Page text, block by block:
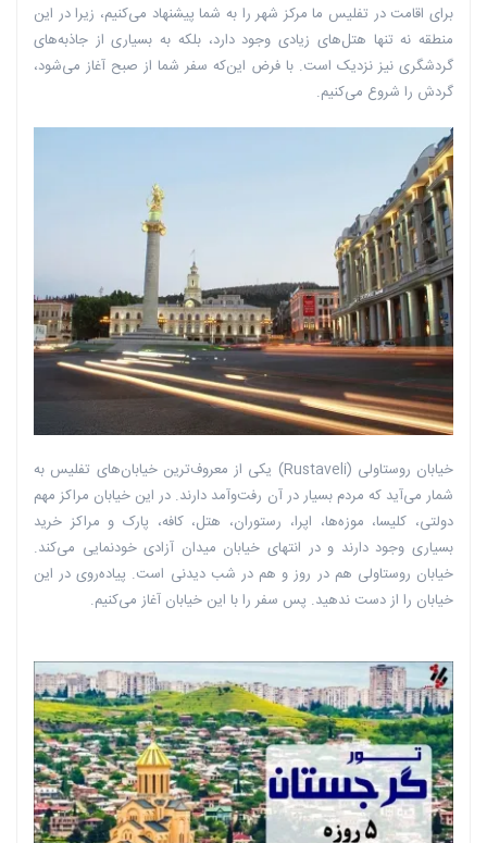
برای اقامت در تفلیس ما مرکز شهر را به شما پیشنهاد می‌کنیم، زیرا در این
منطقه نه تنها هتل‌های زیادی وجود دارد، بلکه به بسیاری از جاذبه‌های
گردشگری نیز نزدیک است. با فرض این‌که سفر شما از صبح آغاز می‌شود،
گردش را شروع می‌کنیم.
خیابان روستاولی (Rustaveli) یکی از معروف‌ترین خیابان‌های تفلیس به
شمار می‌آید که مردم بسیار در آن رفت‌وآمد دارند. در این خیابان مراکز مهم
دولتی، کلیسا، موزه‌ها، اپرا، رستوران، هتل، کافه، پارک و مراکز خرید
بسیاری وجود دارند و در انتهای خیابان میدان آزادی خودنمایی می‌کند.
خیابان روستاولی هم در روز و هم در شب دیدنی است. پیاده‌روی در این
خیابان را از دست ندهید. پس سفر را با این خیابان آغاز می‌کنیم.